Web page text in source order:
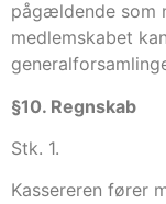
pågældende som
medlemskabet
§10. Regnskab
Stk. 1.
Kassereren fører